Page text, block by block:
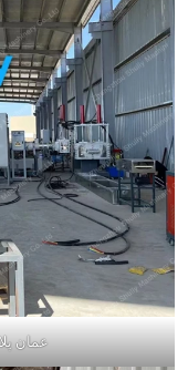
عمان